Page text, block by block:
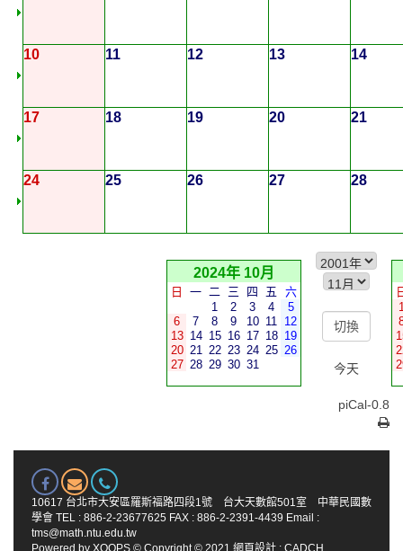
10 11 12 13 14
17 18 19 20 21
24 25 26 27 28
2024年 10月
日 一 二 三 四 五
六
1
2 3 4
5
6
7 8 9 10 11 12
13 14 15 16 17 18 19
20 21 22 23 24 25 26
27 28 29 30 31 今天
piCal-0.8
10617 台北市大安區羅斯福路四段1號 台大天數館501室 中華民國數
學會 TEL : 886-2-23677625 FAX : 886-2-2391-4439 Email :
tms@math.ntu.edu.tw
Powered by XOOPS © Copyright © 2021 網頁設計 : CADCH